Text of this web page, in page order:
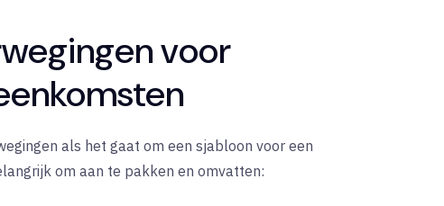
voor
als het gaat om een sjabloon voor een
om aan te pakken en omvatten: